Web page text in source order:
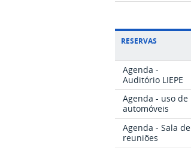
RESERVAS
Agenda -
Auditório LIEPE
Agenda - uso de
automóveis
Agenda - Sala de
reuniões